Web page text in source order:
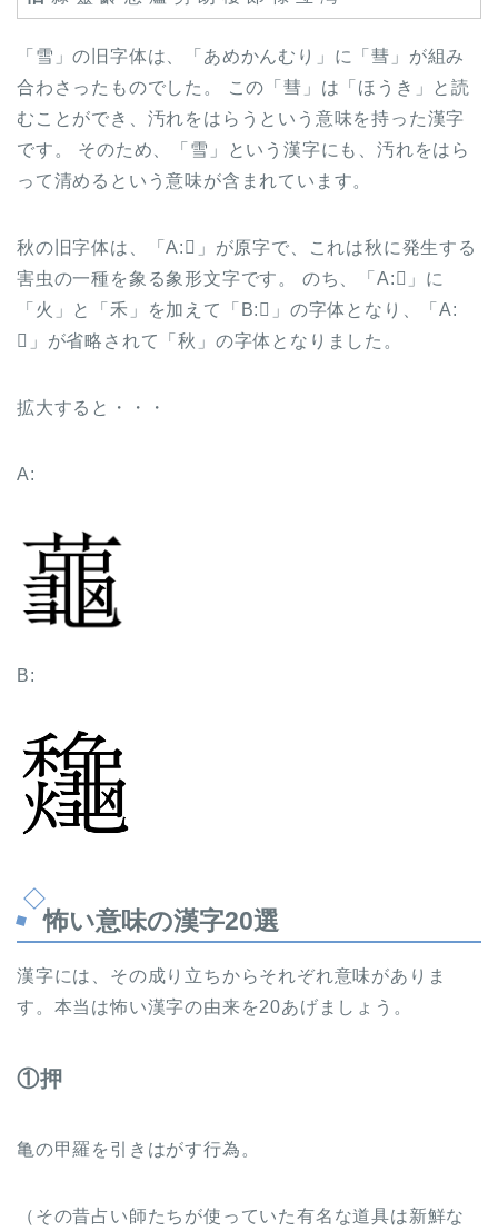
「雪」の旧字体は、「あめかんむり」に「彗」が組み
合わさったものでした。 この「彗」は「ほうき」と読
むことができ、汚れをはらうという意味を持った漢字
です。 そのため、「雪」という漢字にも、汚れをはら
って清めるという意味が含まれています。
秋の旧字体は、「A:𬟏」が原字で、これは秋に発生する
害虫の一種を象る象形文字です。 のち、「A:𬟏」に
「火」と「禾」を加えて「B:𪛁」の字体となり、「A:
𬟏」が省略されて「秋」の字体となりました。
拡大すると・・・
A:
B:
怖い意味の漢字20選
漢字には、その成り立ちからそれぞれ意味がありま
す。本当は怖い漢字の由来を20あげましょう。
①押
亀の甲羅を引きはがす行為。
（その昔占い師たちが使っていた有名な道具は新鮮な